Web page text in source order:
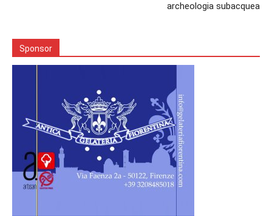
archeologia subacquea
Sponsor